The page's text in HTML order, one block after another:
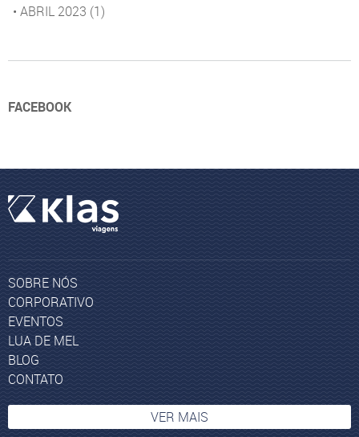
• ABRIL 2023 (1)
FACEBOOK
SOBRE NÓS
CORPORATIVO
EVENTOS
LUA DE MEL
BLOG
CONTATO
VER MAIS